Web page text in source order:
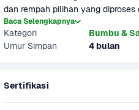
dan rempah pilihan yang
sebagai saus untuk olahan
mentega, udang goreng mentega,
Produk sudah terverifikasi halal.
Baca Selengkapnya
Kategori
Bumbu &
Umur Simpan
4 bulan
Sertifikasi